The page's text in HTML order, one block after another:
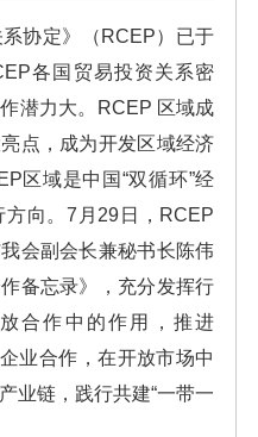
系协定》（ RCEP）已于
各国贸易投资关系密
潜力大。
RCEP 区域成
点，成为开发区域经济
区域是中国 “双循环”经
向。 7 月 29 日， RCEP
会副会长兼秘书长陈伟
备忘录》，充分发挥行
合作中的作用，推进
业合作，在开放市场中
业链，践行共建“一带一